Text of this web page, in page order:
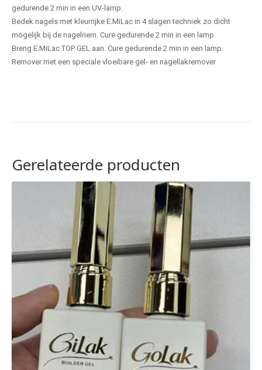
gedurende 2 min in een UV-lamp.
Bedek nagels met kleurrijke E.MiLac in 4 slagen techniek zo dicht
mogelijk bij de nagelriem. Cure gedurende 2 min in een lamp.
Breng E.MiLac TOP GEL aan. Cure gedurende 2 min in een lamp.
Remover met een speciale vloeibare gel- en nagellakremover
Gerelateerde producten